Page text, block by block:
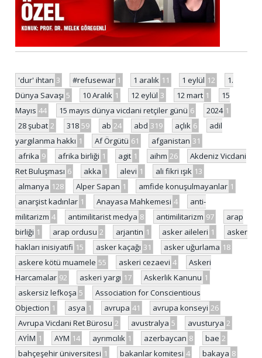
'dur' ihtarı 3 #refusewar 1 1 aralık 11 1 eylül 12
1.
Dünya Savaşı 5 10 Aralık 1 12 eylül 3 12 mart 1
15
Mayıs 44 15 mayıs dünya vicdani retçiler günü 6 2024 1
28 şubat 2 318 59 ab 24 abd 319 açlık 6
adil
yargılanma hakkı 1 Af Örgütü 61 afganistan 31
afrika 9 afrika birliği 1 agit 1 aihm 26
Akdeniz Vicdani
Ret Buluşması 6 akka 1 alevi 1 ali fikri ışık 13
almanya 128 Alper Sapan 1 amfide konuşulmayanlar 1
anarşist kadınlar 1 Anayasa Mahkemesi 4
anti-
militarizm 4 antimilitarist medya 8 antimilitarizm 97
arap
birliği 1 arap ordusu 2 arjantin 1 asker aileleri 1
asker
hakları inisiyatifi 15 asker kaçağı 31 asker uğurlama 18
askere kötü muamele 55 askeri cezaevi 4
Askeri
Harcamalar 92 askeri yargı 17 Askerlik Kanunu 1
askersiz lefkoşa 5
Association for Conscientious
Objection 1 asya 1 avrupa 41 avrupa konseyi 26
Avrupa Vicdani Ret Bürosu 2 avustralya 5 avusturya 2
AYİM 1 AYM 14 ayrımcılık 1 azerbaycan 8 bae 2
bahçeşehir üniversitesi 1 bakanlar komitesi 4 bakaya 8